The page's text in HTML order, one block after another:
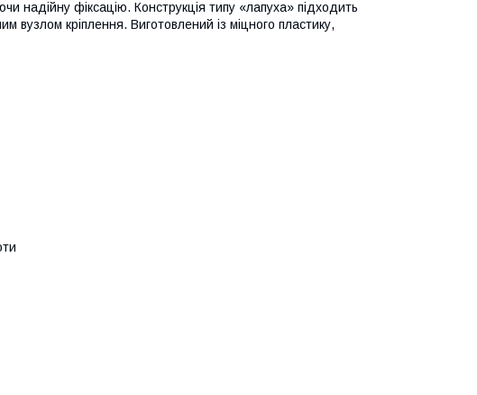
надійну фіксацію. Конструкція типу «лапуха» підходить
вузлом кріплення. Виготовлений із міцного пластику,